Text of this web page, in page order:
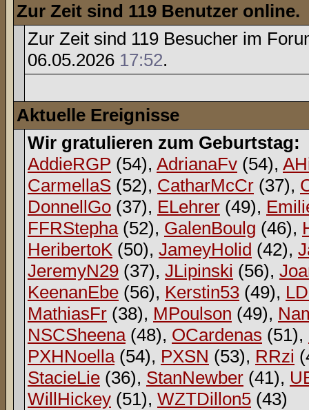
Zur Zeit sind 119 Benutzer online.
Zur Zeit sind 119 Besucher im
06.05.2026 17:52.
Aktuelle Ereignisse
Wir gratulieren zum Geburtstag:
AddieRGP (54), AdrianaFv (54),
CarmellaS (52), CatharMcCr (37),
DonnellGo (37), ELehrer (49),
FFRStepha(52), GalenBoulg (46),
HeribertoK (50), JameyHolid (42),
JeremyN29 (37), JLipinski (56),
KeenanEbe (56), Kerstin53 (49),
MathiasFr (38), MPoulson (49),
NSCSheena(48), OCardenas (51),
PXHNoella(54), PXSN (53), RRzi
StacieLie (36), StanNewber (41),
WillHickey (51), WZTDillon5 (43)